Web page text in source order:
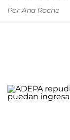
Por Ana Roche